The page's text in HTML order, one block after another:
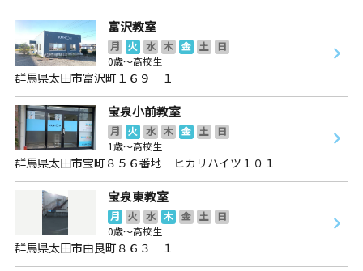
富沢教室
月 火 水 木 金 土
日
0歳～高校生
群馬県太田市富沢町１６９－１
宝泉小前教室
月 火 水 木 金 土
日
1歳～高校生
群馬県太田市宝町８５６番地 ヒカリハイツ１０１
宝泉東教室
月 火 水 木 金 土
日
0歳～高校生
群馬県太田市由良町８６３－１